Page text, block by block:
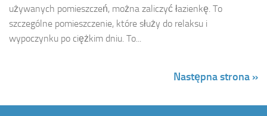
używanych pomieszczeń, można zaliczyć łazienkę. To
szczególne pomieszczenie, które służy do relaksu i
wypoczynku po ciężkim dniu. To...
Następna strona »